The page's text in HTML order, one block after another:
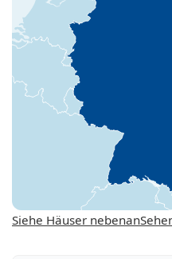
Siehe Häuser nebenan